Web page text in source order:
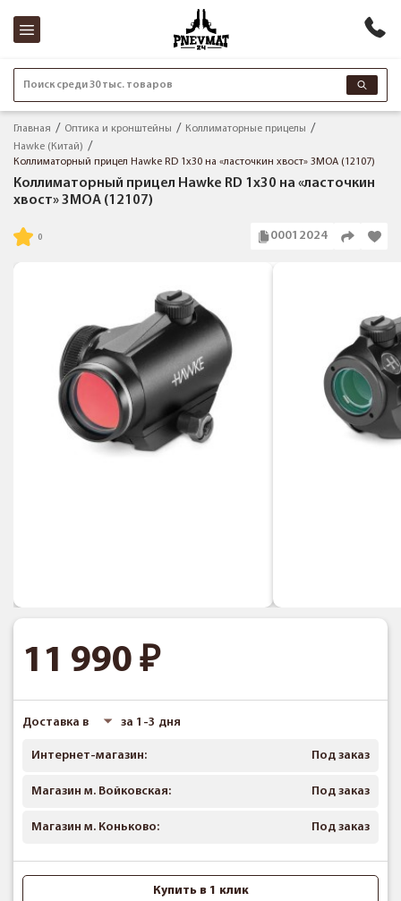
Поиск среди 30 тыс. товаров
Главная Оптика и кронштейны
Коллиматорные прицелы
Hawke (Китай)
Коллиматорный прицел Hawke RD 1x30 на «ласточкин хвост» 3MOA (12107)
Коллиматорный прицел Hawke RD 1x30 на «ласточкин
хвост» 3MOA (12107)
00012024
11 990
Доставка в за 1-3 дня
Интернет-магазин: Под заказ
Магазин м. Войковская: Под заказ
Магазин м. Коньково: Под заказ
Купить в 1 клик